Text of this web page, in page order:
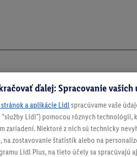
ďalej: Spracovanie vašich
a aplikácie Lidl spracúvame vaše
Lidl") pomocou rôznych technológií,
zariadení. Niektoré z nich sú technicky
na zostavovanie štatistík alebo na
Lidl Plus, na tieto účely sa spracúvajú